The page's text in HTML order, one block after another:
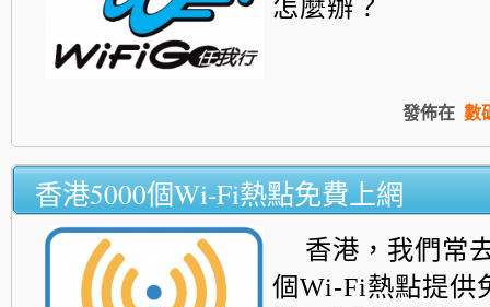
怎麼辦？
發佈在 數
香港5000個Wi-Fi熱點免費上網
香港，我們常
個Wi-Fi熱點提供